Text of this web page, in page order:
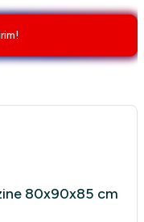
80x90x85 cm